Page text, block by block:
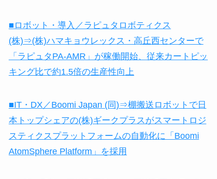
■ロボット・導入／ラピュタロボティクス
(株)⇒(株)ハマキョウレックス・高丘西センターで
「ラピュタPA-AMR」が稼働開始、従来カートピッ
キング比で約1.5倍の生産性向上
■IT・DX／Boomi Japan (同)⇒棚搬送ロボットで日
本トップシェアの(株)ギークプラスがスマートロジ
スティクスプラットフォームの自動化に「Boomi
AtomSphere Platform」を採用